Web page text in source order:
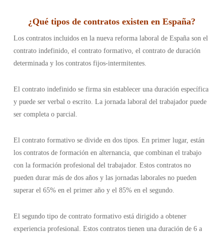
¿Qué tipos de contratos existen en España?
Los contratos incluidos en la nueva reforma laboral de España son el
contrato indefinido, el contrato formativo, el contrato de duración
determinada y los contratos fijos-intermitentes.
El contrato indefinido se firma sin establecer una duración específica
y puede ser verbal o escrito. La jornada laboral del trabajador puede
ser completa o parcial.
El contrato formativo se divide en dos tipos. En primer lugar, están
los contratos de formación en alternancia, que combinan el trabajo
con la formación profesional del trabajador. Estos contratos no
pueden durar más de dos años y las jornadas laborales no pueden
superar el 65% en el primer año y el 85% en el segundo.
El segundo tipo de contrato formativo está dirigido a obtener
experiencia profesional. Estos contratos tienen una duración de 6 a